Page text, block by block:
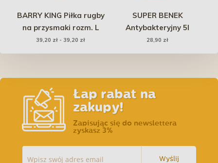
BARRY KING Piłka rugby
na przysmaki rozm. L
39,20 zł - 39,20 zł
SUPER BENEK
Antybakteryjny 5l
28,90 zł
Łap rabat na
zakupy!
Zapisując się do newslettera
zyskasz 3%
Wyślij